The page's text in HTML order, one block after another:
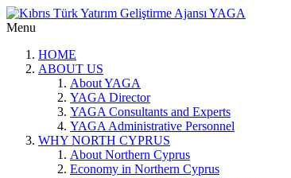
Menu
HOME
ABOUT US
About YAGA
YAGA Director
YAGA Consultants and Experts
YAGA Administrative Personnel
WHY NORTH CYPRUS
About Northern Cyprus
Economy in Northern Cyprus